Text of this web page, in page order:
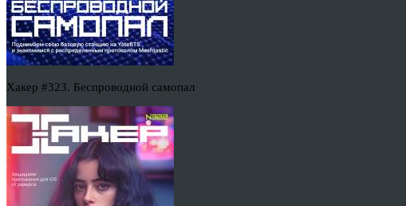
Хакер #323. Беспроводной самопал